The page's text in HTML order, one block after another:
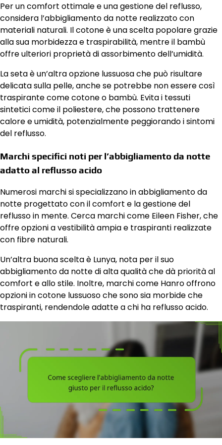
Per un comfort ottimale e una gestione del reflusso,
considera l’abbigliamento da notte realizzato con
materiali naturali. Il cotone è una scelta popolare grazie
alla sua morbidezza e traspirabilità, mentre il bambù
offre ulteriori proprietà di assorbimento dell’umidità.
La seta è un’altra opzione lussuosa che può risultare
delicata sulla pelle, anche se potrebbe non essere così
traspirante come cotone o bambù. Evita i tessuti
sintetici come il poliestere, che possono trattenere
calore e umidità, potenzialmente peggiorando i sintomi
del reflusso.
Marchi specifici noti per l’abbigliamento da notte
adatto al reflusso acido
Numerosi marchi si specializzano in abbigliamento da
notte progettato con il comfort e la gestione del
reflusso in mente. Cerca marchi come Eileen Fisher, che
offre opzioni a vestibilità ampia e traspiranti realizzate
con fibre naturali.
Un’altra buona scelta è Lunya, nota per il suo
abbigliamento da notte di alta qualità che dà priorità al
comfort e allo stile. Inoltre, marchi come Hanro offrono
opzioni in cotone lussuoso che sono sia morbide che
traspiranti, rendendole adatte a chi ha reflusso acido.